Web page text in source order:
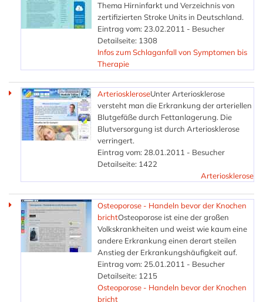
Thema Hirninfarkt und Verzeichnis von
zertifizierten Stroke Units in Deutschland.
Eintrag vom: 23.02.2011 - Besucher
Detailseite: 1308
Infos zum Schlaganfall von Symptomen bis
Therapie
ArterioskleroseUnter Arteriosklerose
versteht man die Erkrankung der arteriellen
Blutgefäße durch Fettanlagerung. Die
Blutversorgung ist durch Arteriosklerose
verringert.
Eintrag vom: 28.01.2011 - Besucher
Detailseite: 1422
Arteriosklerose
Osteoporose - Handeln bevor der Knochen
brichtOsteoporose ist eine der großen
Volkskrankheiten und weist wie kaum eine
andere Erkrankung einen derart steilen
Anstieg der Erkrankungshäufigkeit auf.
Eintrag vom: 25.01.2011 - Besucher
Detailseite: 1215
Osteoporose - Handeln bevor der Knochen
bricht